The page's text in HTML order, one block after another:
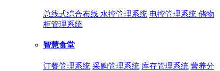
总线式综合布线 水控管理系统 电控管理系统 储物
柜管理系统
智慧食堂
订餐管理系统 采购管理系统 库存管理系统 营养分